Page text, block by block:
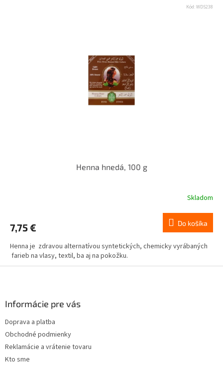
Henna hnedá, 100 g
Skladom
7,75 € Do košíka
Henna je zdravou alternatívou syntetických, chemicky vyrábaných
farieb na vlasy, textil, ba aj na pokožku.
Kód:WDS238
Informácie pre vás
Doprava a platba
Obchodné podmienky
Reklamácie a vrátenie tovaru
Kto sme